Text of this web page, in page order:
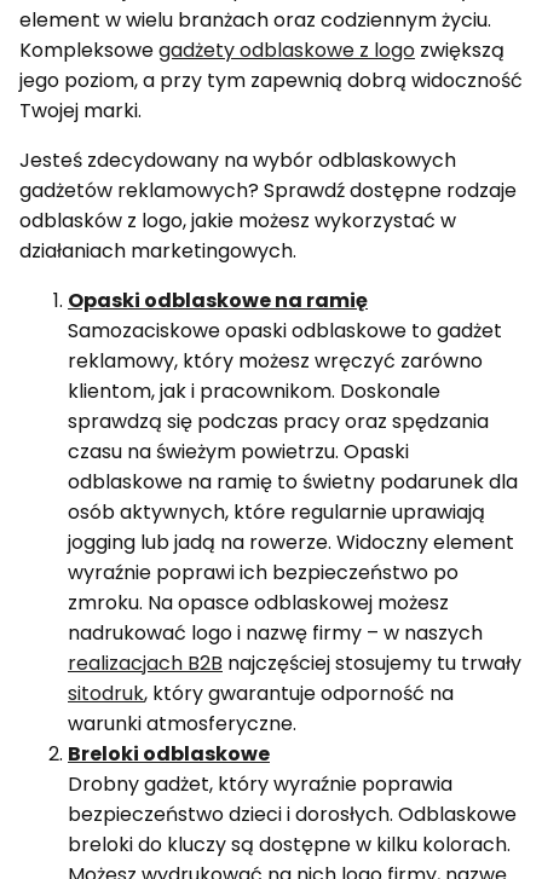
element w wielu branżach oraz codziennym życiu.
Kompleksowegadżety odblaskowe z logo zwiększą
jego poziom, a przy tym zapewnią dobrą widoczność
Twojej marki.
Jesteś zdecydowany na wybór odblaskowych
gadżetów reklamowych? Sprawdź dostępne rodzaje
odblasków z logo, jakie możesz wykorzystać w
działaniach marketingowych.
Opaski odblaskowe na ramię
Samozaciskowe opaski odblaskowe to gadżet
reklamowy, który możesz wręczyć zarówno
klientom, jak i pracownikom. Doskonale
sprawdzą się podczas pracy oraz spędzania
czasu na świeżym powietrzu. Opaski
odblaskowe na ramię to świetny podarunek dla
osób aktywnych, które regularnie uprawiają
jogging lub jadą na rowerze. Widoczny element
wyraźnie poprawi ich bezpieczeństwo po
zmroku. Na opasce odblaskowej możesz
nadrukować logo i nazwę firmy – w naszych
realizacjach B2B najczęściej stosujemy tu trwały
sitodruk, który gwarantuje odporność na
warunki atmosferyczne.
Breloki odblaskowe
Drobny gadżet, który wyraźnie poprawia
bezpieczeństwo dzieci i dorosłych. Odblaskowe
breloki do kluczy są dostępne w kilku kolorach.